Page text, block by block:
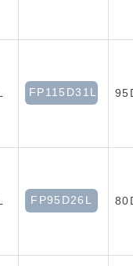
FP115D31L
FP95D26L